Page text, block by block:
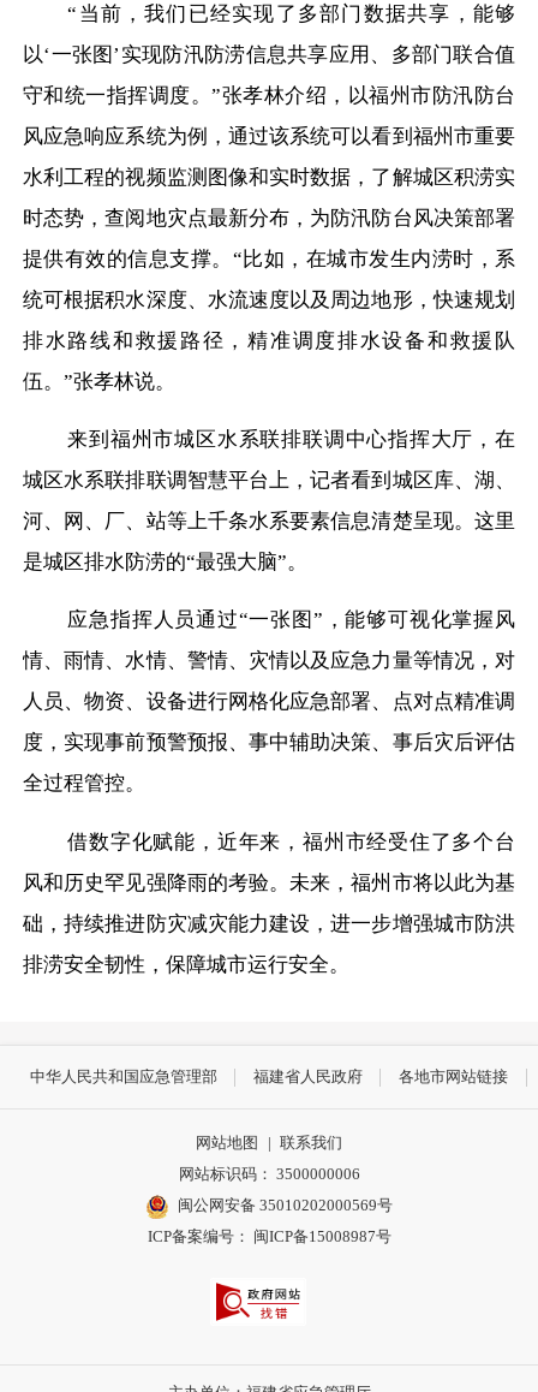
“当前，我们已经实现了多部门数据共享，能够
以‘一张图’实现防汛防涝信息共享应用、多部门联合值
守和统一指挥调度。”张孝林介绍，以福州市防汛防台
风应急响应系统为例，通过该系统可以看到福州市重要
水利工程的视频监测图像和实时数据，了解城区积涝实
时态势，查阅地灾点最新分布，为防汛防台风决策部署
提供有效的信息支撑。“比如，在城市发生内涝时，系
统可根据积水深度、水流速度以及周边地形，快速规划
排水路线和救援路径，精准调度排水设备和救援队
伍。”张孝林说。
来到福州市城区水系联排联调中心指挥大厅，在
城区水系联排联调智慧平台上，记者看到城区库、湖、
河、网、厂、站等上千条水系要素信息清楚呈现。这里
是城区排水防涝的“最强大脑”。
应急指挥人员通过“一张图”，能够可视化掌握风
情、雨情、水情、警情、灾情以及应急力量等情况，对
人员、物资、设备进行网格化应急部署、点对点精准调
度，实现事前预警预报、事中辅助决策、事后灾后评估
全过程管控。
借数字化赋能，近年来，福州市经受住了多个台
风和历史罕见强降雨的考验。未来，福州市将以此为基
础，持续推进防灾减灾能力建设，进一步增强城市防洪
排涝安全韧性，保障城市运行安全。
中华人民共和国应急管理部 福建省人民政府 各地市网站链接
网站地图 | 联系我们
网站标识码： 3500000006
闽公网安备 35010202000569号
ICP备案编号： 闽ICP备15008987号